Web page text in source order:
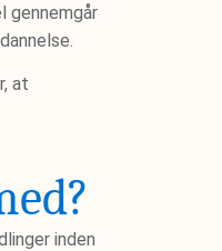
gennemgår
at
inden